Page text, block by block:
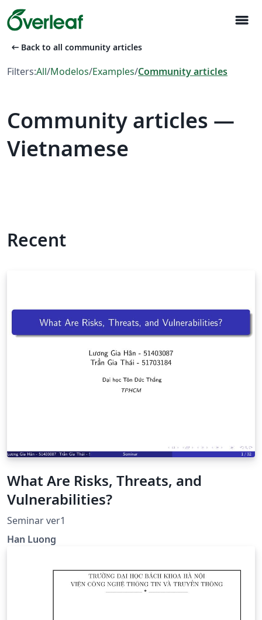
menu
arrow_left_alt Back to all community articles
Filters:All/Modelos/Examples/Community articles
Community articles —
Vietnamese
Recent
What Are Risks, Threats, and
Vulnerabilities?
Seminar ver1
Han Luong